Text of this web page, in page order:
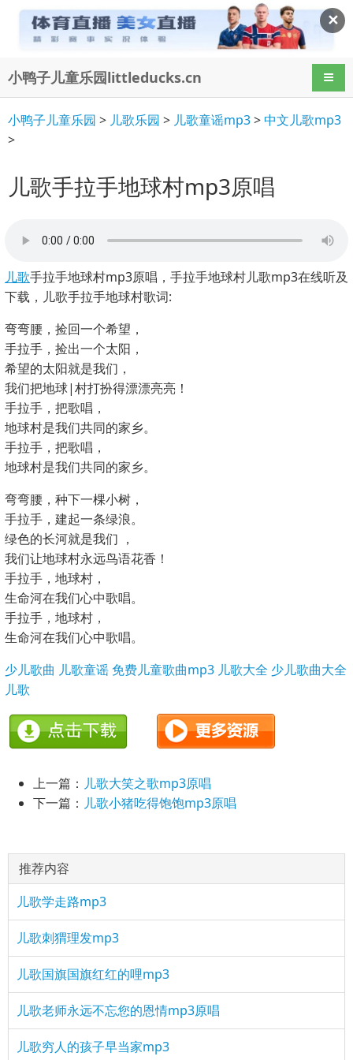
✕
小鸭子儿童乐园littleducks.cn 导航
小鸭子儿童乐园 > 儿歌乐园 > 儿歌童谣mp3>中文儿歌mp3
>
儿歌手拉手地球村mp3原唱
儿歌手拉手地球村mp3原唱，手拉手地球村儿歌mp3在线听及
下载，儿歌手拉手地球村歌词:
弯弯腰，捡回一个希望，
手拉手，捡出一个太阳，
希望的太阳就是我们，
我们把地球|村打扮得漂漂亮亮！
手拉手，把歌唱，
地球村是我们共同的家乡。
手拉手，把歌唱，
地球村是我们共同的家乡。
弯弯腰，种下一棵小树，
手拉手，建起一条绿浪。
绿色的长河就是我们 ，
我们让地球村永远鸟语花香！
手拉手，地球村，
生命河在我们心中歌唱。
手拉手，地球村，
生命河在我们心中歌唱。
少儿歌曲 儿歌童谣 免费儿童歌曲mp3 儿歌大全 少儿歌曲大全
儿歌
上一篇： 儿歌大笑之歌mp3原唱
下一篇： 儿歌小猪吃得饱饱mp3原唱
推荐内容
儿歌学走路mp3
儿歌刺猬理发mp3
儿歌国旗国旗红红的哩mp3
儿歌老师永远不忘您的恩情mp3原唱
儿歌穷人的孩子早当家mp3